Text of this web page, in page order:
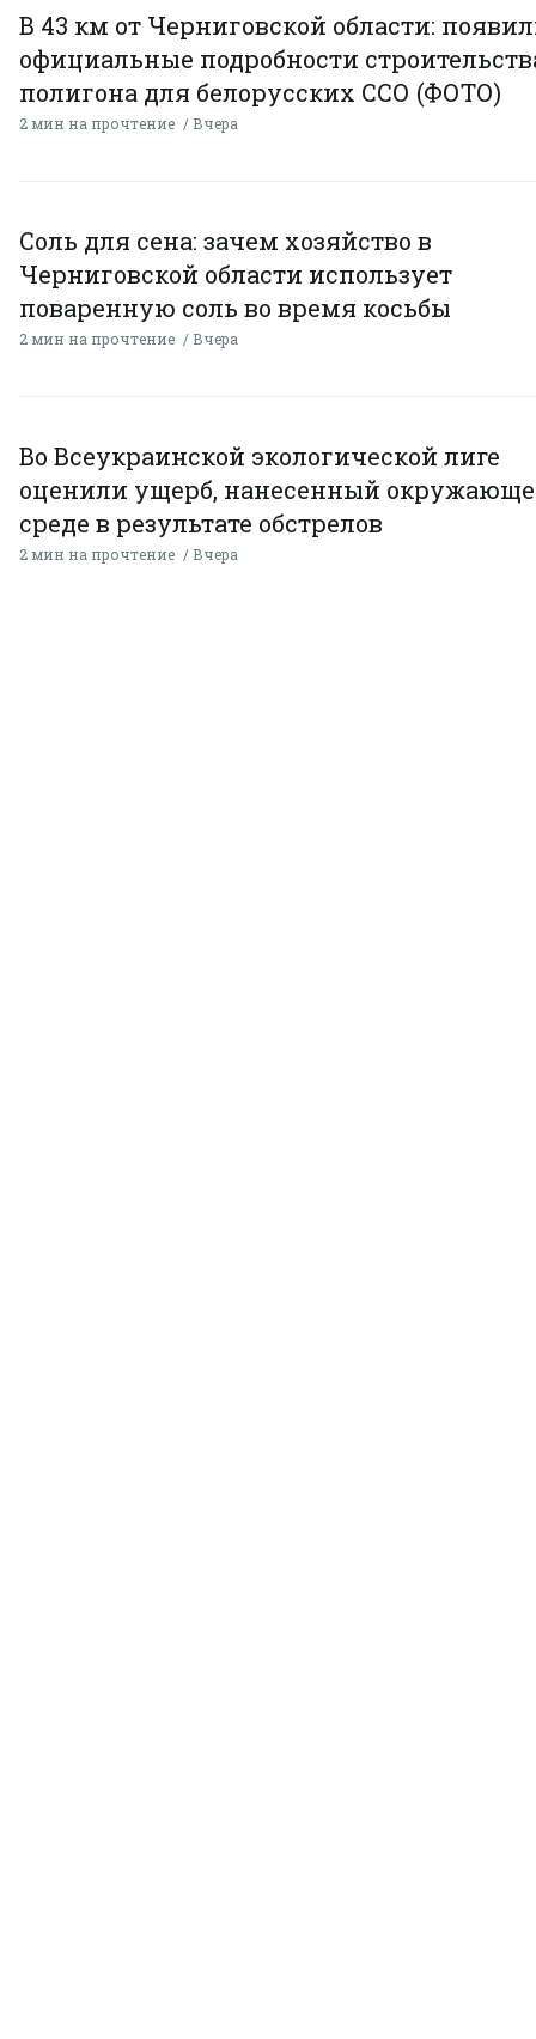
В 43 км от Черниговской области:
официальные подробности
полигона для белорусских ССО (ФОТО)
2 мин на прочтение Вчера
Соль для сена: зачем хозяйство в
Черниговской области использует
поваренную соль во время косьбы
2 мин на прочтение Вчера
Во Всеукраинской экологической лиге
оценили ущерб, нанесенный
среде в результате обстрелов
2 мин на прочтение Вчера